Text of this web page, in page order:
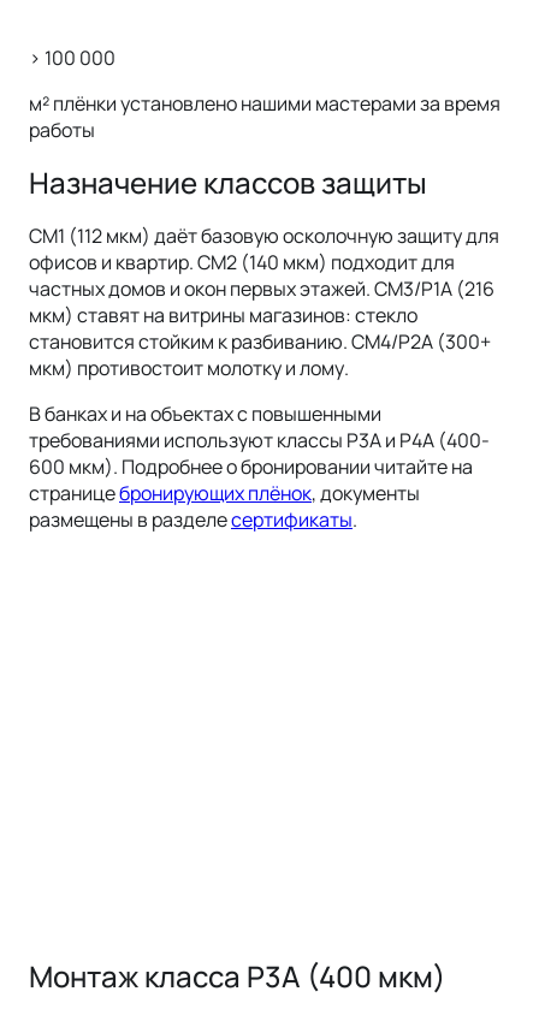
> 100 000
м² плёнки установлено нашими мастерами за время
работы
Назначение классов защиты
СМ1 (112 мкм) даёт базовую осколочную защиту для
офисов и квартир. СМ2 (140 мкм) подходит для
частных домов и окон первых этажей. СМ3/Р1А (216
мкм) ставят на витрины магазинов: стекло
становится стойким к разбиванию. СМ4/Р2А (300+
мкм) противостоит молотку и лому.
В банках и на объектах с повышенными
требованиями используют классы Р3А и Р4А (400-
600 мкм). Подробнее о бронировании читайте на
страницебронирующих плёнок, документы
размещены в разделесертификаты.
Монтаж класса Р3А (400 мкм)